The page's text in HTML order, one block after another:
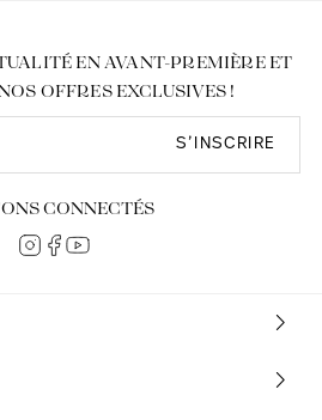
EN AVANT-PREMIÈRE ET
OFFRES EXCLUSIVES !
S’INSCRIRE
CONNECTÉS